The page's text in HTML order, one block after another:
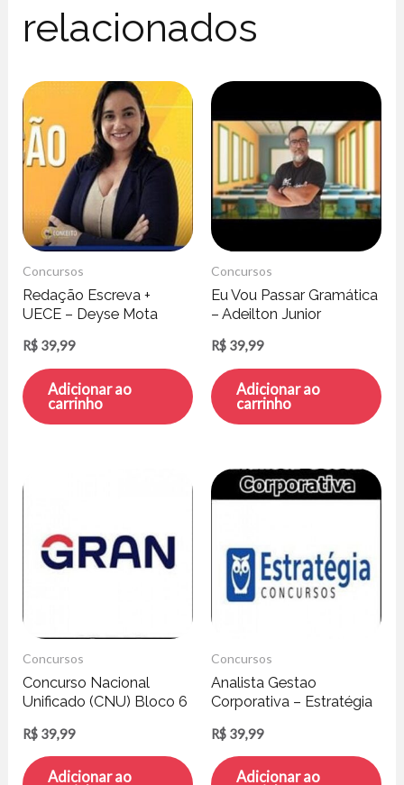
relacionados
Concursos
Redação Escreva +
UECE – Deyse Mota
R$ 39,99
Adicionar ao
carrinho
Concursos
Eu Vou Passar Gramática
– Adeilton Junior
R$ 39,99
Adicionar ao
carrinho
Concursos
Concurso Nacional
Unificado (CNU) Bloco 6
R$ 39,99
Adicionar ao
Concursos
Analista Gestao
Corporativa – Estratégia
R$ 39,99
Adicionar ao